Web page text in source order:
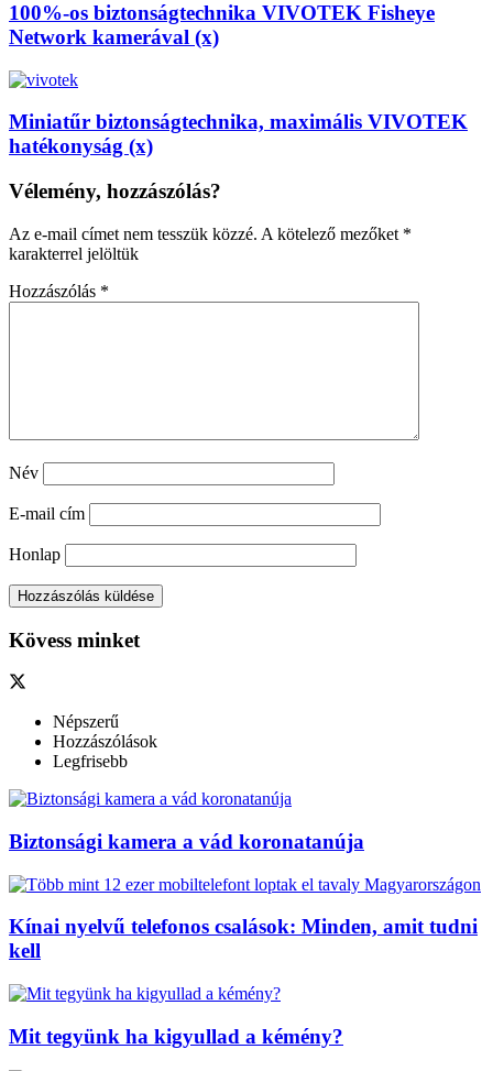
100%-os biztonságtechnika VIVOTEK Fisheye
Network kamerával (x)
Miniatűr biztonságtechnika, maximális VIVOTEK
hatékonyság (x)
Vélemény, hozzászólás?
Az e-mail címet nem tesszük közzé. A kötelező mezőket *
karakterrel jelöltük
Hozzászólás *
Név
E-mail cím
Honlap
Kövess minket
Népszerű
Hozzászólások
Legfrisebb
Biztonsági kamera a vád koronatanúja
Kínai nyelvű telefonos csalások: Minden, amit tudni
kell
Mit tegyünk ha kigyullad a kémény?